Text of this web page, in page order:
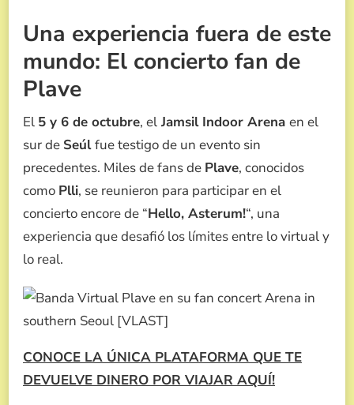
Una experiencia fuera de este
mundo: El concierto fan de
Plave
El 5 y 6 de octubre, el Jamsil Indoor Arena en el
sur de Seúlfue testigo de un evento sin
precedentes. Miles de fans de Plave, conocidos
como Plli, se reunieron para participar en el
concierto encore de “Hello, Asterum!“, una
experiencia que desafió los límites entre lo virtual y
lo real.
CONOCE LA ÚNICA PLATAFORMA QUE TE
DEVUELVE DINERO POR VIAJAR AQUÍ!